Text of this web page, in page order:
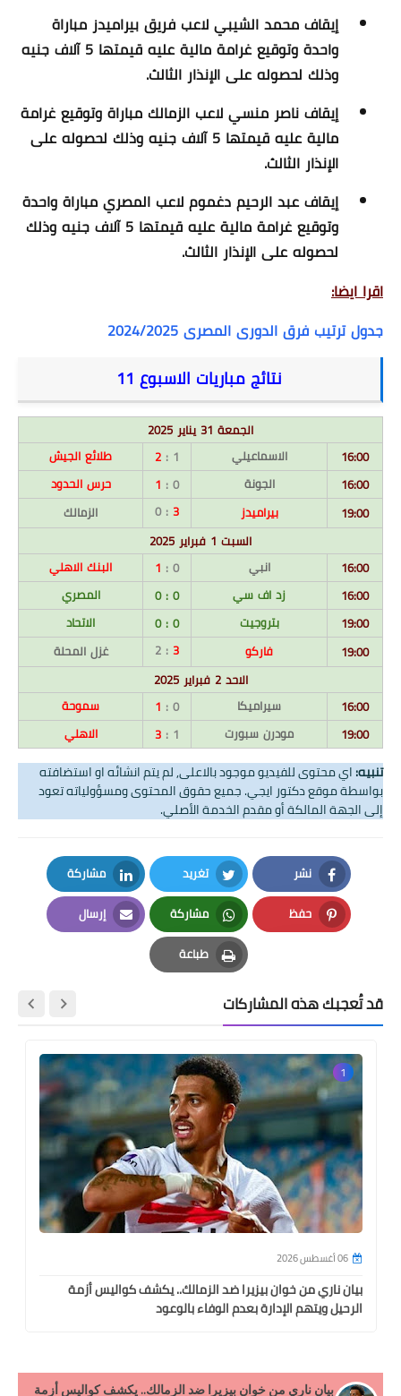
إيقاف محمد الشيبي لاعب فريق بيراميدز مباراة
واحدة وتوقيع غرامة مالية عليه قيمتها 5 آلاف جنيه
وذلك لحصوله على الإنذار الثالث.
إيقاف ناصر منسي لاعب الزمالك مباراة وتوقيع غرامة
مالية عليه قيمتها 5 آلاف جنيه وذلك لحصوله على
الإنذار الثالث.
إيقاف عبد الرحيم دغموم لاعب المصري مباراة واحدة
وتوقيع غرامة مالية عليه قيمتها 5 آلاف جنيه وذلك
لحصوله على الإنذار الثالث.
اقرا ايضا:
جدول ترتيب فرق الدورى المصرى 2024/2025
نتائج مباريات الاسبوع 11
الجمعة 31 يناير 2025
16:00
الاسماعيلي 1 :
2
طلائع الجيش
16:00
الجونة 0 :
1
حرس الحدود
19:00
بيراميدز 3
: 0
الزمالك
السبت 1 فبراير 2025
16:00
انبي 0 :
1
البنك الاهلي
16:00
زد اف سي 0 : 0
المصري
19:00
بتروجيت 0 : 0
الاتحاد
19:00
فاركو 3
: 2
غزل المحلة
الاحد 2 فبراير 2025
16:00
سيراميكا 0 :
1
سموحة
19:00
مودرن سبورت 1 :
3 الاهلي
تنبيه:اي محتوى للفيديو موجود بالاعلى, لم يتم انشائه او استضافته
بواسطة موقع دكتور ايجي. جميع حقوق المحتوى ومسؤولياته تعود
إلى الجهة المالكة أو مقدم الخدمة الأصلي.
نشر
Facebook
تغريد
Twitter
مشاركة
LinkedIn
حفظ
Pinterest
مشاركة
Whatsapp
إرسال
Email
طباعة
Print
قد تُعجبك هذه المشاركات
1
06 أغسطس 2026
بيان ناري من خوان بيزيرا ضد الزمالك.. يكشف كواليس أزمة
الرحيل ويتهم الإدارة بعدم الوفاء بالوعود
بيان ناري من خوان بيزيرا ضد الزمالك.. يكشف كواليس أزمة